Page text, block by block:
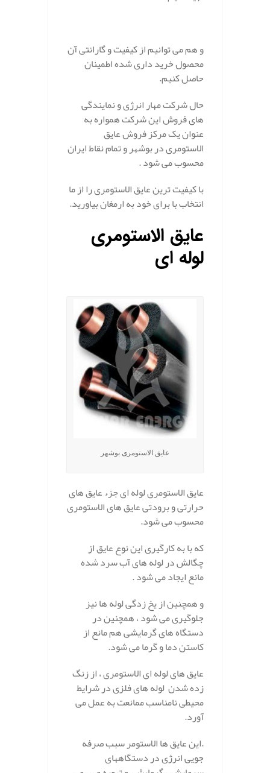
و هم می توانیم از کیفیت و گارانتی آن
محصول خرید داری شده اطمینان
حاصل کنیم.
حال شرکت مهار انرژی و نمایندگی
های فروش این شرکت همواره به
عنوان یک مرکز فروش عایق
الاستومری در بوشهر و تمام نقاط ایران
محسوب می شود .
با کیفیت ترین عایق الاستومری را از ما
انتخاب با برای خود به ارمغان بیاورید.
عایق الاستومری
لوله ای
عایق الاستومری بوشهر
عایق الاستومری لوله ای جزء عایق های
حرارتی و برودتی عایق های الاستومری
محسوب می شود.
که با به کارگیری این نوع عایق از
چگالش در لوله های آب سرد شده
مانع ایجاد می شود .
و همچنین از یخ زدگی لوله ها نیز
جلوگیری می شود ، همچنین در
دستگاه های گرمایشی هم مانع از
کاستن دما و گرما می شود.
عایق های لوله ای الاستومری ، از زنگ
زده شدن لوله های فلزی در شرایط
محیطی نامناسب ممانعت به عمل می
آورد.
.این عایق ها الاستومر سبب صرفه
جویی انرژی در دستگاههای